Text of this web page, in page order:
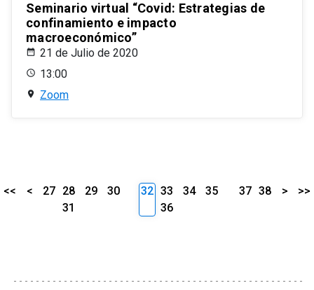
Seminario virtual “Covid: Estrategias de
confinamiento e impacto
macroeconómico”
21 de Julio de 2020
13:00
Zoom
<< < 27 28 29
30
31
32 33 34
35
36
37 38 > >>